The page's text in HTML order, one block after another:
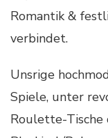
Romantik &
verbindet.
Unsrige
Spiele, unter
Roulette-Tische